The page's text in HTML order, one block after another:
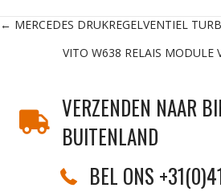
Posts
navigation
← MERCEDES DRUKREGELVENTIEL
VITO W638 RELAIS MODULE
VERZENDEN NAAR
BUITENLAND
BEL ONS